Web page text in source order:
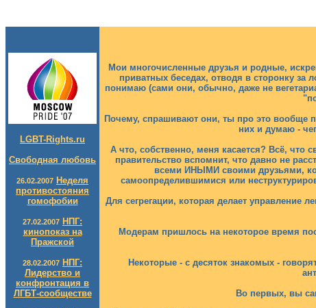
LGBT-Rights.ru
Свободная любовь
26.02.2007 Неделя
противостояния
гомофобии
27.02.2007 НПГ:
кинопоказ на
Пражской
28.02.2007 НПГ:
Лидерство и
конфронтация в
ЛГБТ-сообществе
Мои многочисленные друзья и родные,
приватных беседах, отводя в сторонку за
понимаю (сами они, обычно, даже не
Почему, спрашивают они, ты про это вообще
них и думаю -
А что, собственно, меня касается? Всё, что
правительство вспомнит, что давно не
всеми ИНЫМИ своими друзьями,
самоопределившимися или
Для сегрегации, которая делает управление
Модерам пришлось на некоторое время
Некоторые - с десяток знакомых -
Во первых, вы